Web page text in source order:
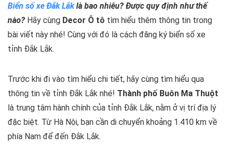
Biển số xe Đắk Lắklà bao nhiêu? Được quy định như thế
nào? Hãy cùng Decor Ô tô tìm hiểu thêm thông tin trong
bài viết này nhé! Cùng với đó là cách đăng ký biển số xe
tỉnh Đắk Lắk.
Trước khi đi vào tìm hiểu chi tiết, hãy cùng tìm hiểu qua
thông tin về tỉnh Đắk Lắk nhé! Thành phố Buôn Ma Thuột
là trung tâm hành chính của tỉnh Đắk Lắk, nằm ở vị trí địa lý
đặc biệt. Từ Hà Nội, bạn cần di chuyển khoảng 1.410 km về
phía Nam để đến Đắk Lắk.